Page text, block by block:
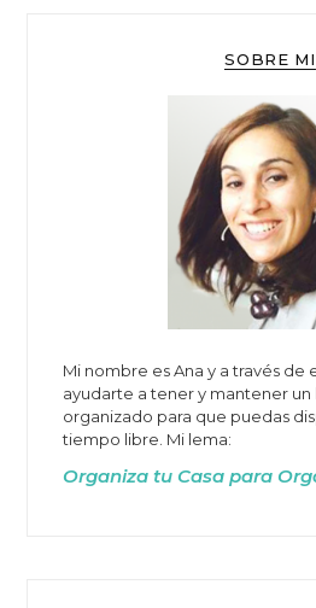
SOBRE MI
Mi nombre es Ana y a través de
ayudarte a tener y mantener un
organizado para que puedas
tiempo libre. Mi lema:
Organiza tu Casa para